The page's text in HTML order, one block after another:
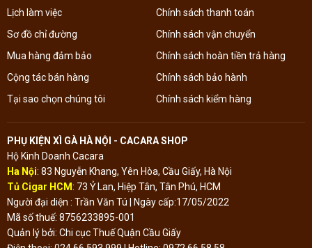
Lịch làm việc
Sơ đồ chỉ đường
Mua hàng đảm bảo
Cộng tác bán hàng
Tại sao chọn chúng tôi
Chính sách thanh toán
Chính sách vận chuyển
Chính sách hoàn tiền trả hàng
Chính sách bảo hành
Chính sách kiểm hàng
PHỤ KIỆN XÌ GÀ HÀ NỘI - CACARA SHOP
Hộ Kinh Doanh Cacara
Ha Nội: 83 Nguyễn Khang, Yên Hòa, Cầu Giấy, Hà Nội
Tủ Cigar HCM: 73 Ỷ Lan, Hiệp Tân, Tân Phú, HCM
Người đại diện : Trần Văn Tú | Ngày cấp:17/05/2022
Mã số thuế: 8756233895-001
Quản lý bởi: Chi cục Thuế Quận Cầu Giấy